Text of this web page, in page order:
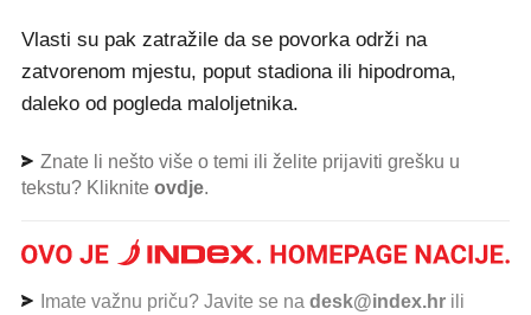
Vlasti su pak zatražile da se povorka održi na
zatvorenom mjestu, poput stadiona ili hipodroma,
daleko od pogleda maloljetnika.
Znate li nešto više o temi ili želite prijaviti grešku u
tekstu? Kliknite ovdje.
Imate važnu priču? Javite se na desk@index.hr ili